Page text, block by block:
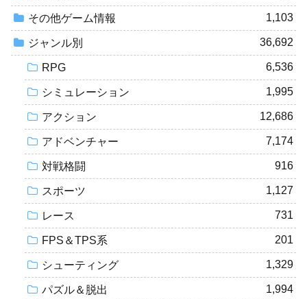
その他ゲーム情報 1,103
ジャンル別 36,692
RPG 6,536
シミュレーション 1,995
アクション 12,686
アドベンチャー 7,174
対戦格闘 916
スポーツ 1,127
レース 731
FPS＆TPS系 201
シューティング 1,329
パズル＆脱出 1,994